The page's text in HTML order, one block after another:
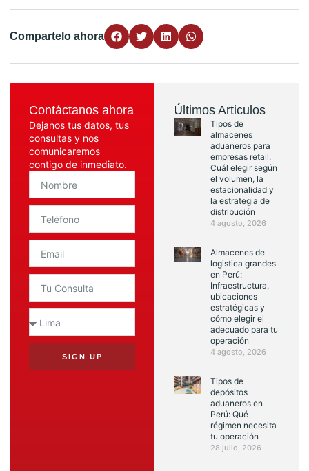
Compartelo ahora
Contáctanos ahora
Dejanos tus datos, tus
consultas y nos
comunicaremos
contigo de inmediato.
SIGN UP
Últimos Articulos
Tipos de
almacenes
aduaneros para
empresas retail:
Cuál elegir según
el volumen, la
estacionalidad y
la estrategia de
distribución
4 agosto, 2026
Almacenes de
logistica grandes
en Perú:
Infraestructura,
ubicaciones
estratégicas y
cómo elegir el
adecuado para tu
operación
4 agosto, 2026
Tipos de
depósitos
aduaneros en
Perú: Qué
régimen necesita
tu operación
28 julio, 2026